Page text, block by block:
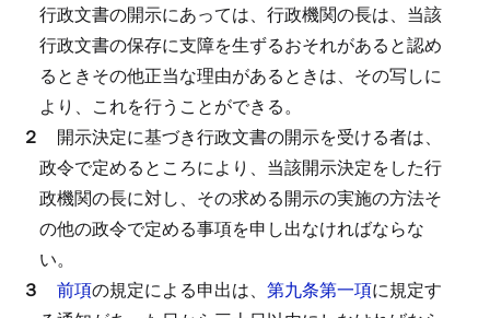
行政文書の開示にあっては、行政機関の長は、当該
行政文書の保存に支障を生ずるおそれがあると認め
るときその他正当な理由があるときは、その写しに
より、これを行うことができる。
２ 開示決定に基づき行政文書の開示を受ける者は、
政令で定めるところにより、当該開示決定をした行
政機関の長に対し、その求める開示の実施の方法そ
の他の政令で定める事項を申し出なければならな
い。
３ 前項の規定による申出は、 第九条第一項に規定す